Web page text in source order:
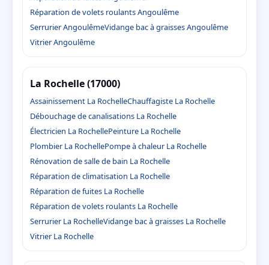
Réparation de volets roulants Angoulême
Serrurier AngoulêmeVidange bac à graisses Angoulême
Vitrier Angoulême
La Rochelle (17000)
Assainissement La RochelleChauffagiste La Rochelle
Débouchage de canalisations La Rochelle
Électricien La RochellePeinture La Rochelle
Plombier La RochellePompe à chaleur La Rochelle
Rénovation de salle de bain La Rochelle
Réparation de climatisation La Rochelle
Réparation de fuites La Rochelle
Réparation de volets roulants La Rochelle
Serrurier La RochelleVidange bac à graisses La Rochelle
Vitrier La Rochelle